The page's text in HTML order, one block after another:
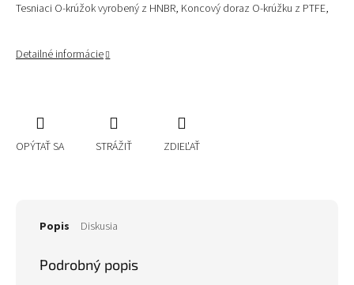
Tesniaci O-krúžok vyrobený z HNBR, Koncový doraz O-krúžku z PTFE,
Detailné informácie
OPÝTAŤ SA STRÁŽIŤ ZDIEĽAŤ
Popis Diskusia
Podrobný popis